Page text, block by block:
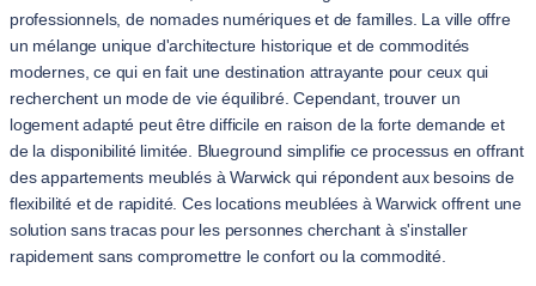
professionnels, de nomades numériques et de familles. La ville offre
un mélange unique d'architecture historique et de commodités
modernes, ce qui en fait une destination attrayante pour ceux qui
recherchent un mode de vie équilibré. Cependant, trouver un
logement adapté peut être difficile en raison de la forte demande et
de la disponibilité limitée. Blueground simplifie ce processus en offrant
des appartements meublés à Warwick qui répondent aux besoins de
flexibilité et de rapidité. Ces locations meublées à Warwick offrent une
solution sans tracas pour les personnes cherchant à s'installer
rapidement sans compromettre le confort ou la commodité.